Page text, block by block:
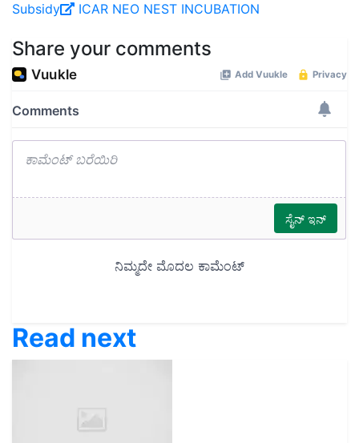
Subsidy ICAR NEO NEST INCUBATION
Share your comments
Read next